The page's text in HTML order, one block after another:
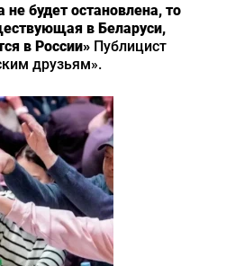
будет остановлена, то
в Беларуси,
в России» Публицист
друзьям».